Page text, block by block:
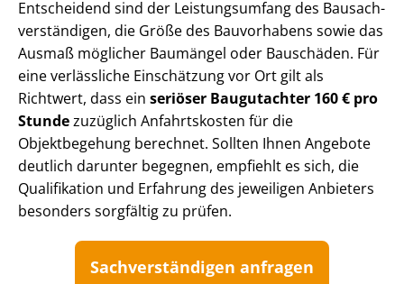
Entscheidend sind der Leistungsumfang des Bau­sach­
ver­stän­di­gen, die Größe des Bauvorhabens sowie das
Ausmaß möglicher Baumängel oder Bauschäden. Für
eine verlässliche Einschätzung vor Ort gilt als
Richtwert, dass ein seriöser Baugutachter 160 € pro
Stundezuzüglich Anfahrtskosten für die
Objektbegehung berechnet. Sollten Ihnen Angebote
deutlich darunter begegnen, empfiehlt es sich, die
Qualifikation und Erfahrung des jeweiligen Anbieters
besonders sorgfältig zu prüfen.
Sach­ver­stän­di­gen anfragen